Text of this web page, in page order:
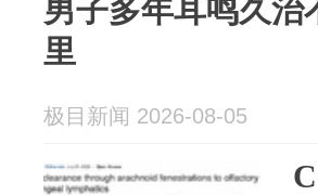
男子多年耳鸣久治
里
极目新闻 2026-08-05